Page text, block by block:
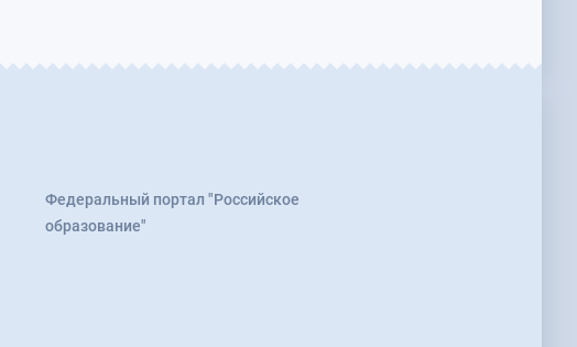
Федеральный портал "Российское
образование"